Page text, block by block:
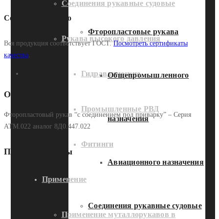
Соединения рукавные судовые
Рукава высокого давления
Гидравлические
Промышленные РВД
Фитинги
Применение
Применение муталлорукавов в
Фторопластовые рукава
Общепромышленного
назначения
Авиационного назначения
Соединения рукавные судовые
Сертифицировано
Вся продукция соответствует ГОСТ.Посмотреть сертификаты
качества.
Описание
Фторопластовый рукав “с соединением под приварку” – Серия
АТМ.022 аналог 8Д0.447.022
Похожие товары